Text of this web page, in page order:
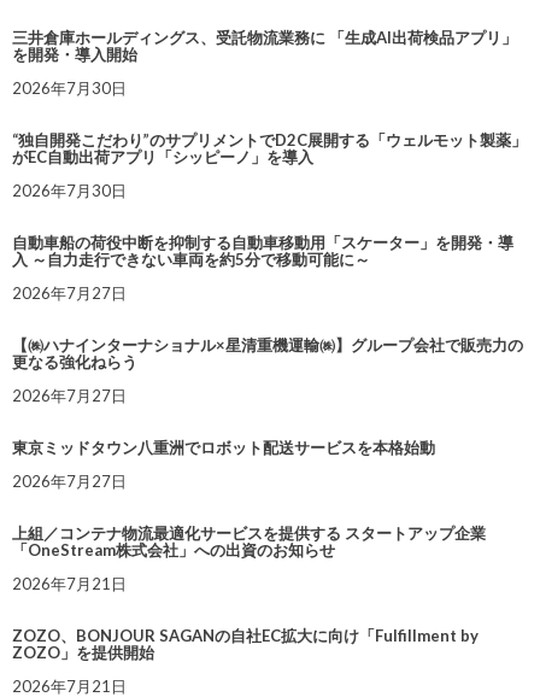
三井倉庫ホールディングス、受託物流業務に 「生成AI出荷検品アプリ」
を開発・導入開始
2026年7月30日
“独自開発こだわり”のサプリメントでD2C展開する「ウェルモット製薬」
がEC自動出荷アプリ「シッピーノ」を導入
2026年7月30日
自動車船の荷役中断を抑制する自動車移動用「スケーター」を開発・導
入 ～自力走行できない車両を約5分で移動可能に～
2026年7月27日
【㈱ハナインターナショナル×星清重機運輸㈱】グループ会社で販売力の
更なる強化ねらう
2026年7月27日
東京ミッドタウン八重洲でロボット配送サービスを本格始動
2026年7月27日
上組／コンテナ物流最適化サービスを提供する スタートアップ企業
「OneStream株式会社」への出資のお知らせ
2026年7月21日
ZOZO、BONJOUR SAGANの自社EC拡大に向け「Fulfillment by
ZOZO」を提供開始
2026年7月21日